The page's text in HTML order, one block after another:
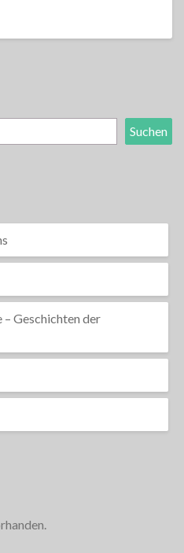
Suchen
– Geschichten der